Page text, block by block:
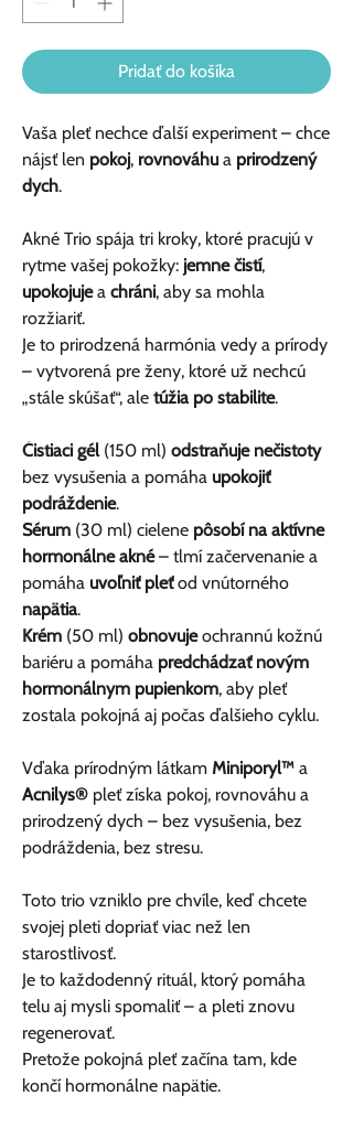
Pridať do košíka
Vaša pleť nechce ďalší experiment – chce
nájsť len pokoj, rovnováhu a prirodzený
dych.
Akné Trio spája tri kroky, ktoré pracujú v
rytme vašej pokožky: jemne čistí,
upokojujea chráni, aby sa mohla
rozžiariť.
Je to prirodzená harmónia vedy a prírody
– vytvorená pre ženy, ktoré už nechcú
„stále skúšať“, ale túžia po stabilite.
Čistiaci gél (150 ml) odstraňuje nečistoty
bez vysušenia a pomáha upokojiť
podráždenie.
Sérum (30 ml) cielene pôsobí na aktívne
hormonálne akné– tlmí začervenanie a
pomáha uvoľniť pleťod vnútorného
napätia.
Krém (50 ml) obnovujeochrannú kožnú
bariéru a pomáha predchádzať novým
hormonálnym pupienkom, aby pleť
zostala pokojná aj počas ďalšieho cyklu.
Vďaka prírodným látkam Miniporyl™ a
Acnilys® pleť získa pokoj, rovnováhu a
prirodzený dych – bez vysušenia, bez
podráždenia, bez stresu.
Toto trio vzniklo pre chvíle, keď chcete
svojej pleti dopriať viac než len
starostlivosť.
Je to každodenný rituál, ktorý pomáha
telu aj mysli spomaliť – a pleti znovu
regenerovať.
Pretože pokojná pleť začína tam, kde
končí hormonálne napätie.